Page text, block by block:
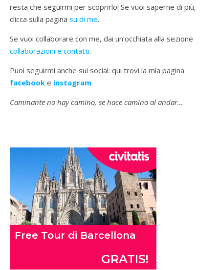
resta che seguirmi per scoprirlo! Se vuoi saperne di più,
clicca sulla pagina su di me.
Se vuoi collaborare con me, dai un’occhiata alla sezione
collaborazioni e contatti.
Puoi seguirmi anche sui social: qui trovi la mia pagina
facebook e instagram.
Caminante no hay camino, se hace camino al andar…